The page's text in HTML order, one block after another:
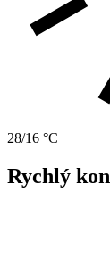
28/16 °C
Rychlý